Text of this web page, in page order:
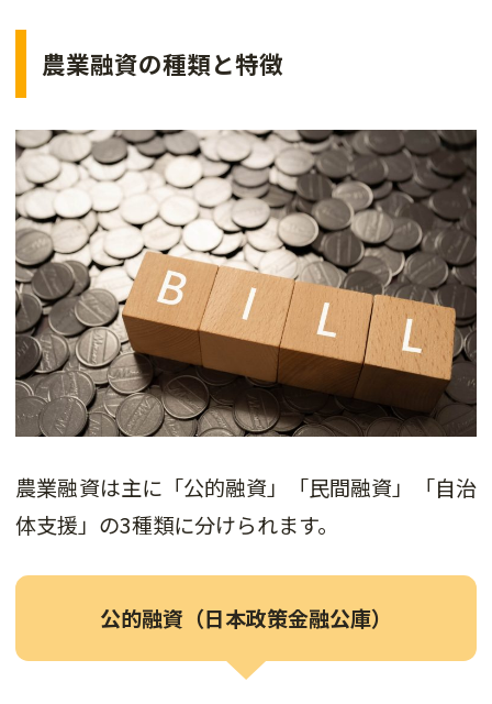
農業融資の種類と特徴
農業融資は主に「公的融資」「民間融資」「自治
体支援」の3種類に分けられます。
公的融資（日本政策金融公庫）